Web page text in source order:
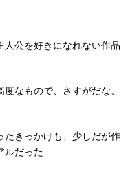
人公を好きになれない作品
なもので、さすがだな、
たきっかけも、少しだが作
ルだった